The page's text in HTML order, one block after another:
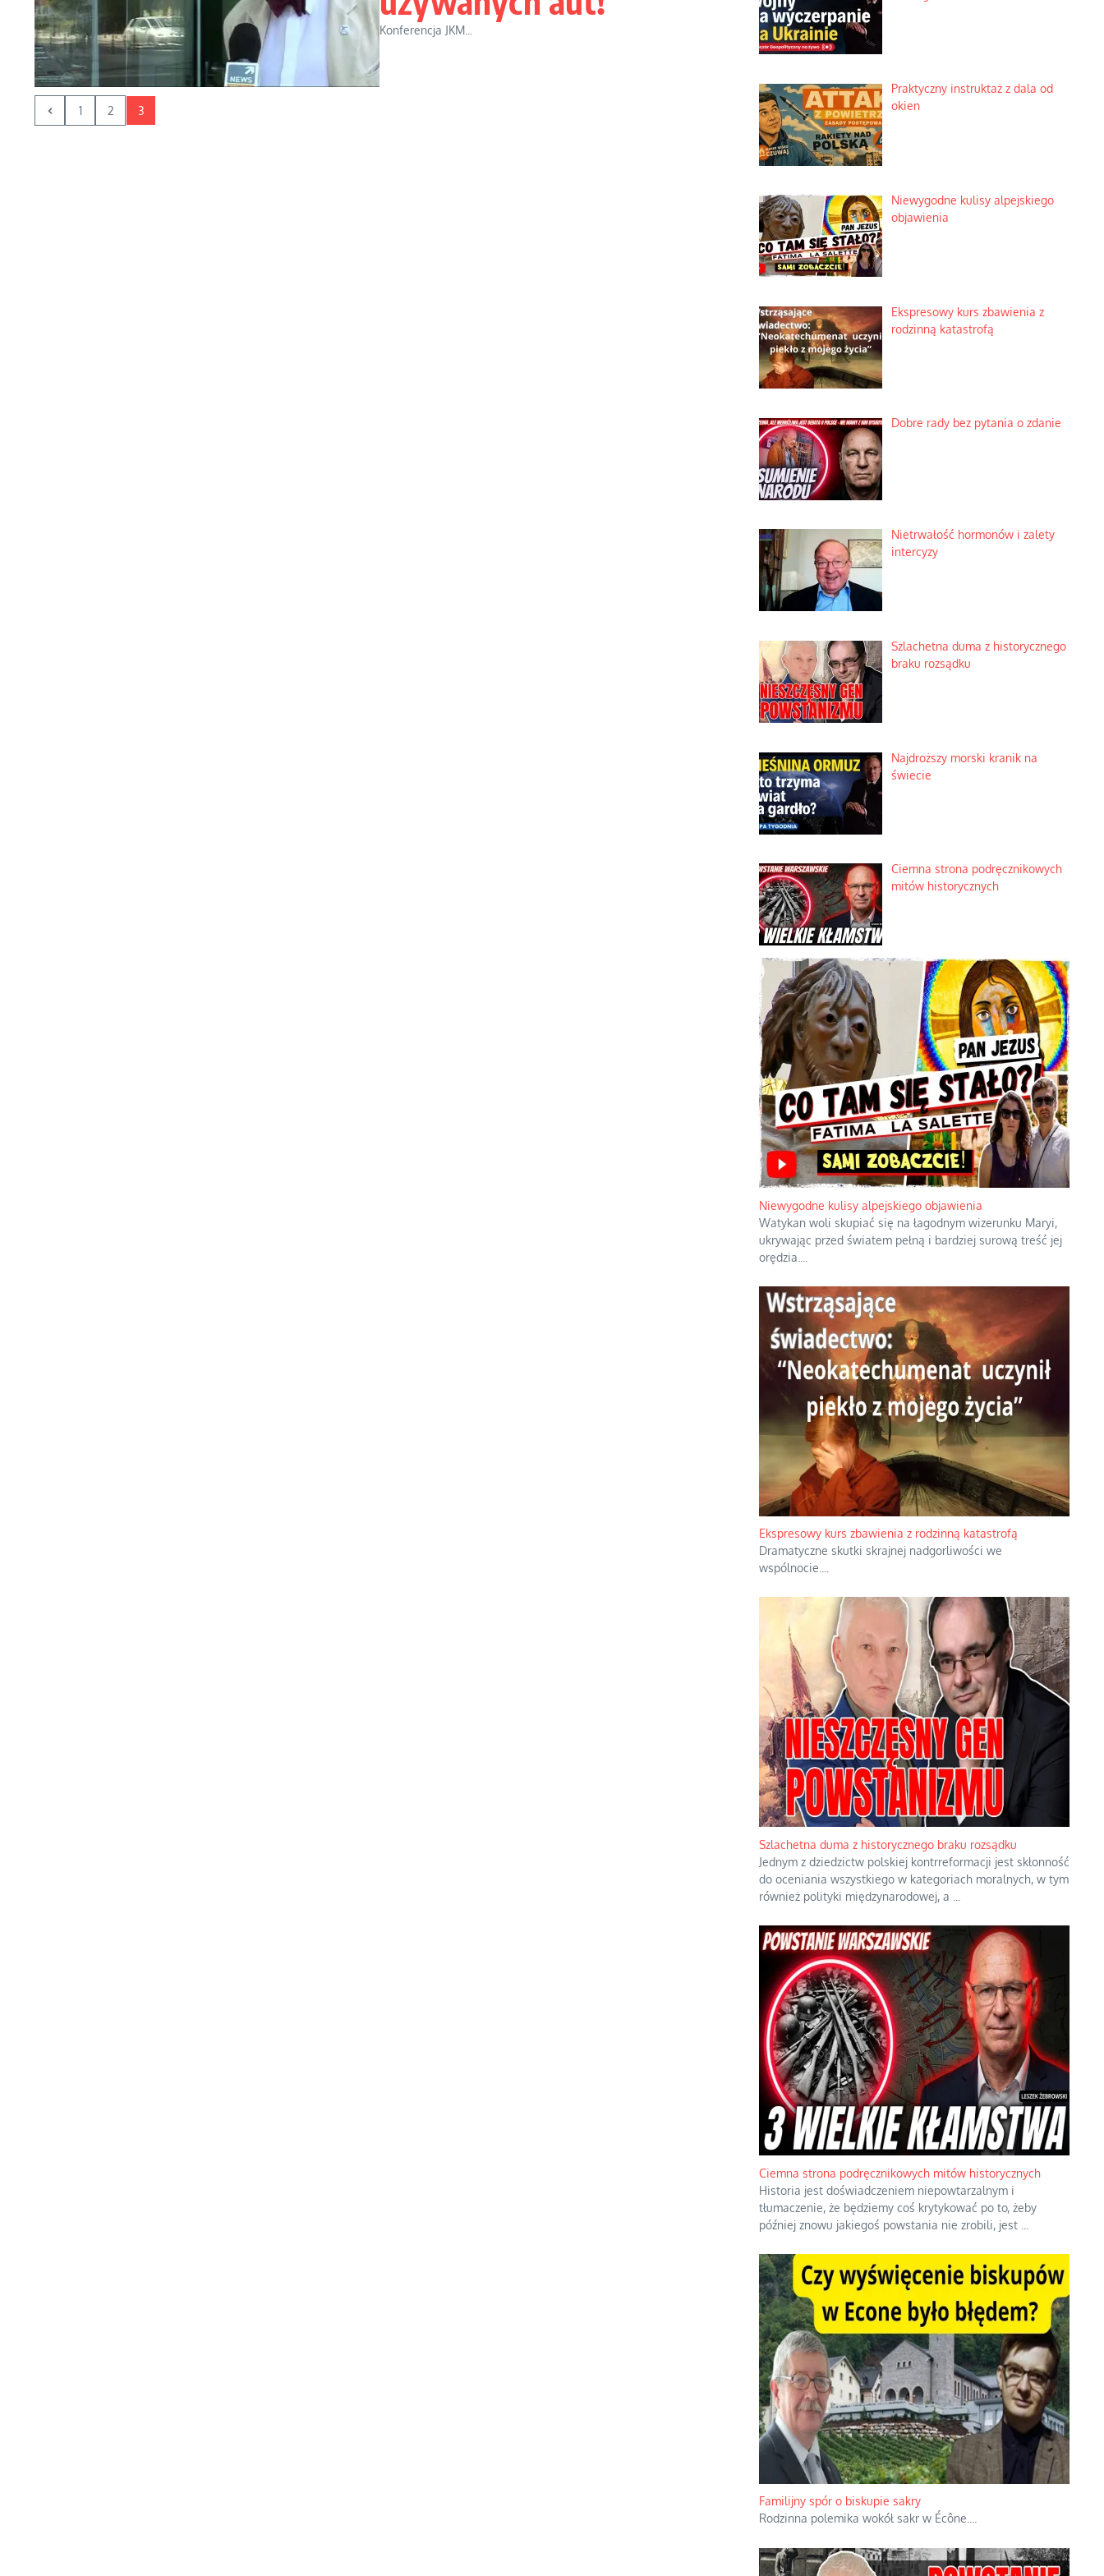
Konferencja JKM...
1 2 3
Praktyczny instruktaż z dala od
okien
Niewygodne kulisy alpejskiego
objawienia
Ekspresowy kurs zbawienia z
rodzinną katastrofą
Dobre rady bez pytania o zdanie
Nietrwałość hormonów i zalety
intercyzy
Szlachetna duma z historycznego
braku rozsądku
Najdroższy morski kranik na
świecie
Ciemna strona podręcznikowych
mitów historycznych
Niewygodne kulisy alpejskiego objawienia
Watykan woli skupiać się na łagodnym wizerunku Maryi,
ukrywając przed światem pełną i bardziej surową treść jej
orędzia.
Ekspresowy kurs zbawienia z rodzinną katastrofą
Dramatyczne skutki skrajnej nadgorliwości we
wspólnocie.
Szlachetna duma z historycznego braku rozsądku
Jednym z dziedzictw polskiej kontrreformacji jest skłonność
do oceniania wszystkiego w kategoriach moralnych, w tym
również polityki międzynarodowej, a
Ciemna strona podręcznikowych mitów historycznych
Historia jest doświadczeniem niepowtarzalnym i
tłumaczenie, że będziemy coś krytykować po to, żeby
później znowu jakiegoś powstania nie zrobili, jest
Familijny spór o biskupie sakry
Rodzinna polemika wokół sakr w Écône.